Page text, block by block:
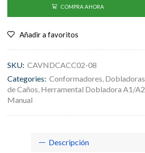
COMPRA AHORA
Añadir a favoritos
SKU: CAVNDCACC02-08
Categories: Conformadores, Dobladoras
de Caños, Herramental Dobladora A1/A2
Manual
Descripción